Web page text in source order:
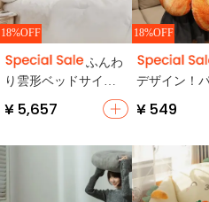
18%OFF
ふんわ
り雲形ベッドサイド
クッション【クリー
ム色・ソフト素材・
¥ 5,657
18%OFF
デザイン！パ
具・ユニセ
¥ 549